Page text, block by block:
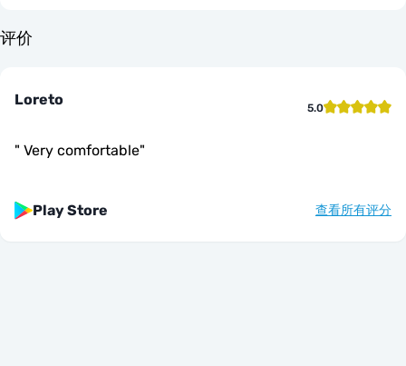
评价
Loreto 5.0
" Very comfortable"
Play Store 查看所有评分